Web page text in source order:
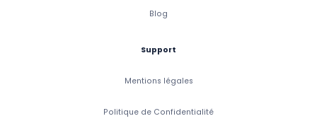
Blog
Support
Mentions légales
Politique de Confidentialité